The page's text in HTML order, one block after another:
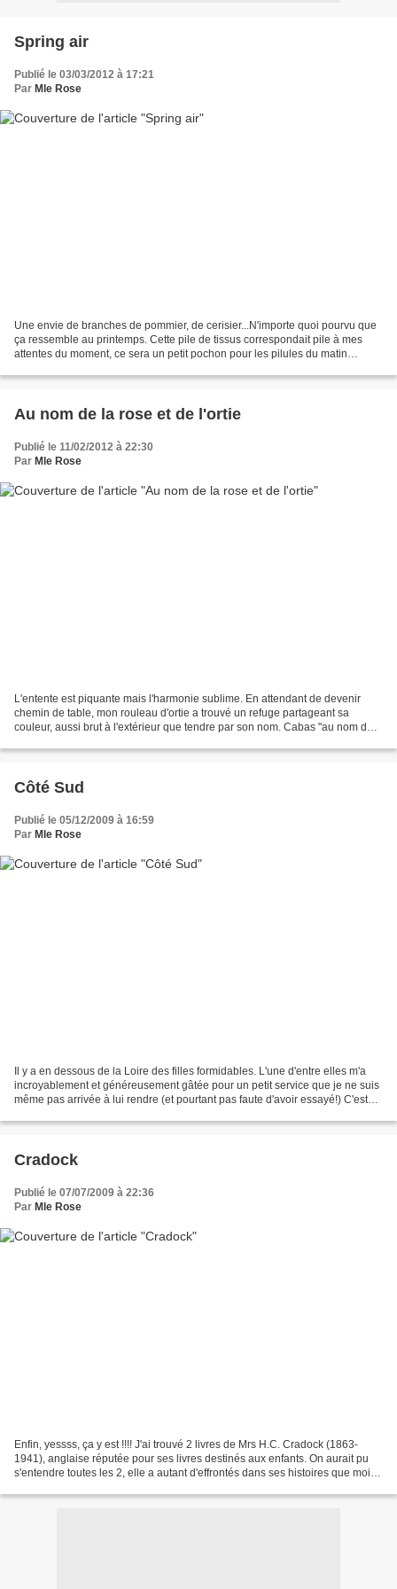
Spring air
Publié le 03/03/2012 à 17:21
Par Mle Rose
Une envie de branches de pommier, de cerisier...N'importe quoi pourvu que
ça ressemble au printemps. Cette pile de tissus correspondait pile à mes
attentes du moment, ce sera un petit pochon pour les pilules du matin
Au nom de la rose et de l'ortie
Publié le 11/02/2012 à 22:30
Par Mle Rose
L'entente est piquante mais l'harmonie sublime. En attendant de devenir
chemin de table, mon rouleau d'ortie a trouvé un refuge partageant sa
couleur, aussi brut à l'extérieur que tendre par son nom. Cabas "au nom de
Côté Sud
Publié le 05/12/2009 à 16:59
Par Mle Rose
Il y a en dessous de la Loire des filles formidables. L'une d'entre elles m'a
incroyablement et généreusement gâtée pour un petit service que je ne suis
même pas arrivée à lui rendre (et pourtant pas faute d'avoir essayé!) C'est
Cradock
Publié le 07/07/2009 à 22:36
Par Mle Rose
Enfin, yessss, ça y est !!!! J'ai trouvé 2 livres de Mrs H.C. Cradock (1863-
1941), anglaise réputée pour ses livres destinés aux enfants. On aurait pu
s'entendre toutes les 2, elle a autant d'effrontés dans ses histoires que moi à